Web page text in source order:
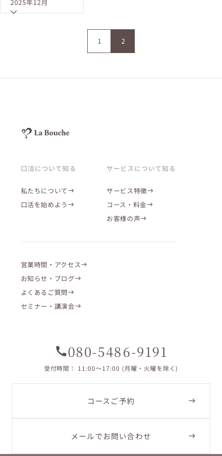
2025年12月
1 2
口活について知る
私たちについて
口活を始めよう
サービスについて知る
サービス特徴
コース・料金
お客様の声
営業時間・アクセス
お知らせ・ブログ
よくあるご質問
セミナー・講演会
コースご予約
メールでお問い合わせ
call080-5486-9191
受付時間： 11:00〜17:00 (月曜・火曜を除く)